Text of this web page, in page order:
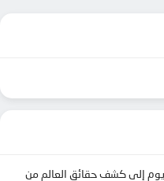
يوم إلى كشف حقائق العالم من